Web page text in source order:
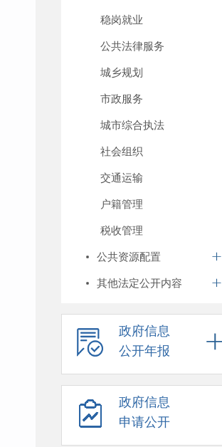
稳岗就业
公共法律服务
城乡规划
市政服务
城市综合执法
社会组织
交通运输
户籍管理
税收管理
公共资源配置
其他法定公开内容
政府信息
公开年报
政府信息
申请公开